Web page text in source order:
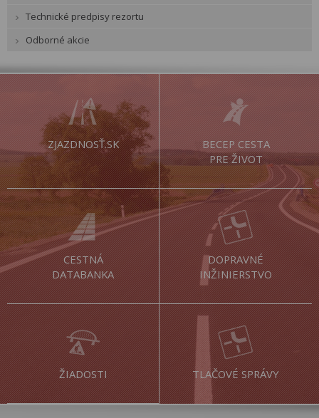
Technické predpisy rezortu
Odborné akcie
ZJAZDNOSŤ.SK
BECEP CESTA
PRE ŽIVOT
CESTNÁ
DATABANKA
DOPRAVNÉ
INŽINIERSTVO
ŽIADOSTI TLAČOVÉ SPRÁVY